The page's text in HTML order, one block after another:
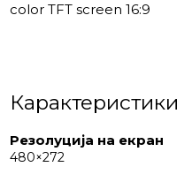
color TFT screen 16:9
Карактеристики
Резолуција на екран
480×272